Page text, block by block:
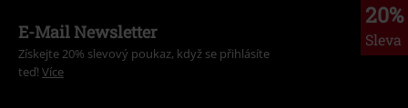
20%
Sleva
E-Mail Newsletter
Získejte 20% slevový poukaz, když se přihlásíte
teď! Více